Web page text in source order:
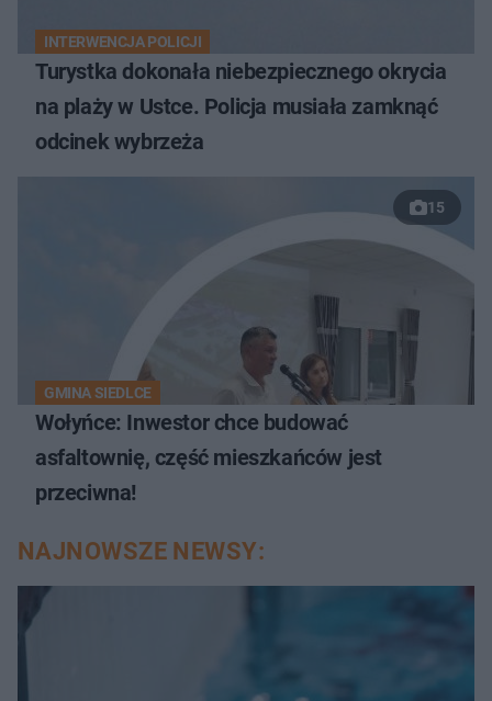
INTERWENCJA POLICJI
Turystka dokonała niebezpiecznego okrycia
na plaży w Ustce. Policja musiała zamknąć
odcinek wybrzeża
15
GMINA SIEDLCE
Wołyńce: Inwestor chce budować
asfaltownię, część mieszkańców jest
przeciwna!
NAJNOWSZE NEWSY: